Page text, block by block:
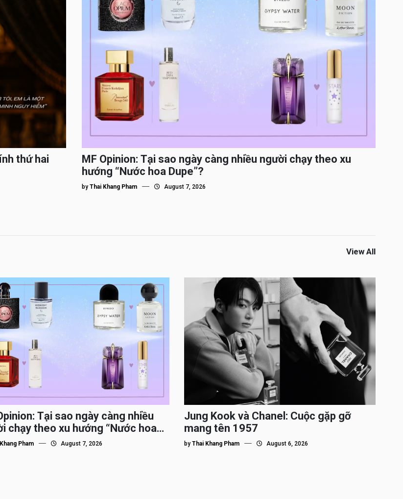
thứ hai
MF Opinion: Tại sao ngày càng nhiều người chạy theo xu
hướng “Nước hoa Dupe”?
by Thai Khang Pham August 7, 2026
View All
Tại sao ngày càng nhiều
chạy theo xu hướng “Nước hoa
Pham August 7, 2026
Jung Kook và Chanel: Cuộc gặp gỡ
mang tên 1957
byThai Khang Pham August 6, 2026